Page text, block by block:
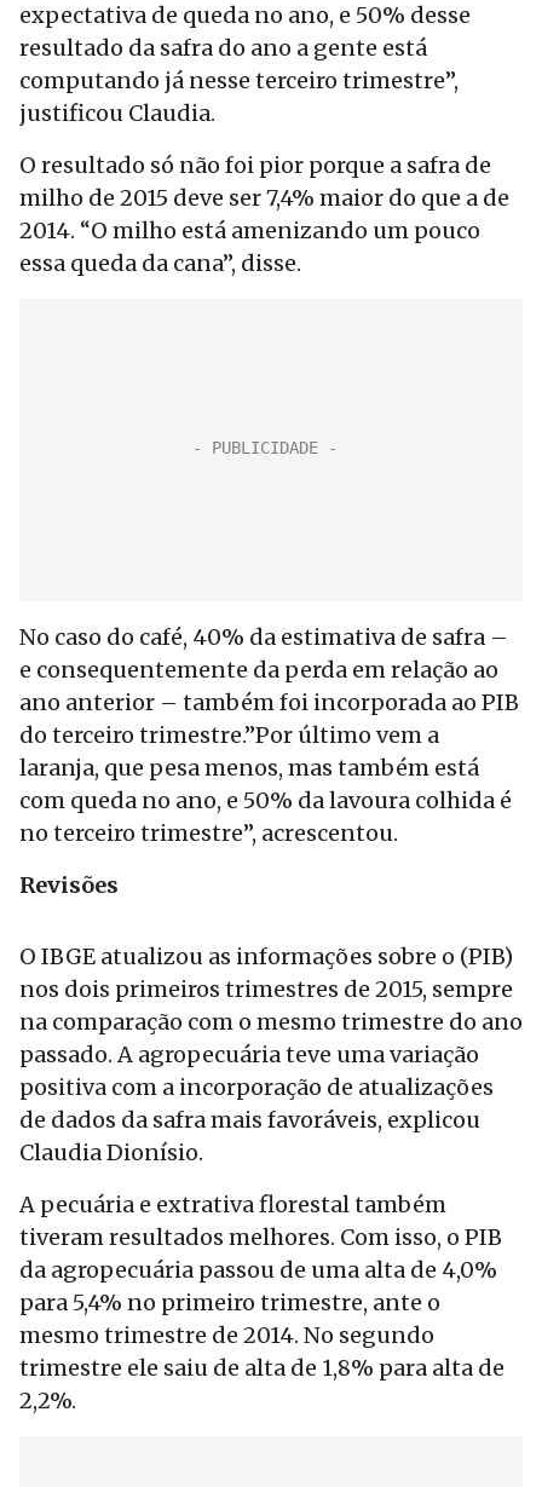
expectativa de queda no ano, e 50% desse
resultado da safra do ano a gente está
computando já nesse terceiro trimestre”,
justificou Claudia.
O resultado só não foi pior porque a safra de
milho de 2015 deve ser 7,4% maior do que a de
2014. “O milho está amenizando um pouco
essa queda da cana”, disse.
No caso do café, 40% da estimativa de safra –
e consequentemente da perda em relação ao
ano anterior – também foi incorporada ao PIB
do terceiro trimestre.”Por último vem a
laranja, que pesa menos, mas também está
com queda no ano, e 50% da lavoura colhida é
no terceiro trimestre”, acrescentou.
Revisões
O IBGE atualizou as informações sobre o (PIB)
nos dois primeiros trimestres de 2015, sempre
na comparação com o mesmo trimestre do ano
passado. A agropecuária teve uma variação
positiva com a incorporação de atualizações
de dados da safra mais favoráveis, explicou
Claudia Dionísio.
A pecuária e extrativa florestal também
tiveram resultados melhores. Com isso, o PIB
da agropecuária passou de uma alta de 4,0%
para 5,4% no primeiro trimestre, ante o
mesmo trimestre de 2014. No segundo
trimestre ele saiu de alta de 1,8% para alta de
2,2%.